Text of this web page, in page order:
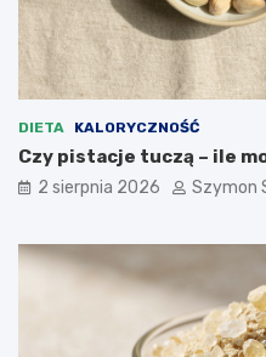
DIETA KALORYCZNOŚĆ
Czy pistacje tuczą – ile
2 sierpnia 2026 Szymon